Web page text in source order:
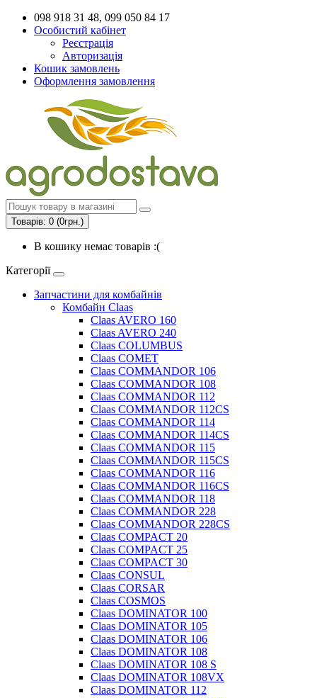
098 918 31 48, 099 050 84 17
Особистий кабінет
Реєстрація
Авторизація
Кошик замовлень
Оформлення замовлення
Товарів: 0 (0грн.)
В кошику немає товарів :(
Категорії
Запчастини для комбайнів
Комбайн Claas
Claas AVERO 160
Claas AVERO 240
Claas COLUMBUS
Claas COMET
Claas COMMANDOR 106
Claas COMMANDOR 108
Claas COMMANDOR 112
Claas COMMANDOR 112CS
Claas COMMANDOR 114
Claas COMMANDOR 114CS
Claas COMMANDOR 115
Claas COMMANDOR 115CS
Claas COMMANDOR 116
Claas COMMANDOR 116CS
Claas COMMANDOR 118
Claas COMMANDOR 228
Claas COMMANDOR 228CS
Claas COMPACT 20
Claas COMPACT 25
Claas COMPACT 30
Claas CONSUL
Claas CORSAR
Claas COSMOS
Claas DOMINATOR 100
Claas DOMINATOR 105
Claas DOMINATOR 106
Claas DOMINATOR 108
Claas DOMINATOR 108 S
Claas DOMINATOR 108VX
Claas DOMINATOR 112